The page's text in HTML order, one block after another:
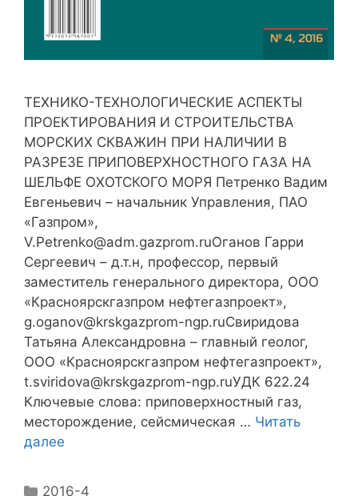
ТЕХНИКО-ТЕХНОЛОГИЧЕСКИЕ АСПЕКТЫ
ПРОЕКТИРОВАНИЯ И СТРОИТЕЛЬСТВА
МОРСКИХ СКВАЖИН ПРИ НАЛИЧИИ В
РАЗРЕЗЕ ПРИПОВЕРХНОСТНОГО ГАЗА НА
ШЕЛЬФЕ ОХОТСКОГО МОРЯ Петренко Вадим
Евгеньевич – начальник Управления, ПАО
«Газпром»,
V.Petrenko@adm.gazprom.ruОганов Гарри
Сергеевич – д.т.н, профессор, первый
заместитель генерального директора, ООО
«Красноярскгазпром нефтегазпроект»,
g.oganov@krskgazprom-ngp.ruСвиридова
Татьяна Александровна – главный геолог,
ООО «Красноярскгазпром нефтегазпроект»,
t.sviridova@krskgazprom-ngp.ruУДК 622.24
Ключевые слова: приповерхностный газ,
месторождение, сейсмическая … Читать
далее
2016-4